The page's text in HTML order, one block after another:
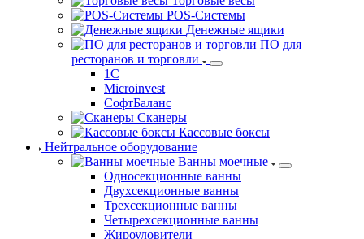
POS-Системы
Денежные ящики
ПО для
ресторанов и торговли
1С
Microinvest
СофтБаланс
Сканеры
Кассовые боксы
Нейтральное оборудование
Ванны моечные
Односекционные ванны
Двухсекционные ванны
Трехсекционные ванны
Четырехсекционные ванны
Жироуловители